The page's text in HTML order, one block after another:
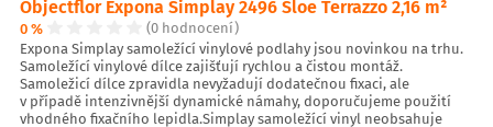
Objectflor Expona Simplay 2496 Sloe Terrazzo 2,16 m²
0 %
(0 hodnocení)
Expona Simplay samoležící vinylové podlahy jsou novinkou na trhu.
Samoležící vinylové dílce zajišťují rychlou a čistou montáž.
Samoležicí dílce zpravidla nevyžadují dodatečnou fixaci, ale
v případě intenzivnější dynamické námahy, doporučujeme použití
vhodného fixačního lepidla.Simplay samoležící vinyl neobsahuje